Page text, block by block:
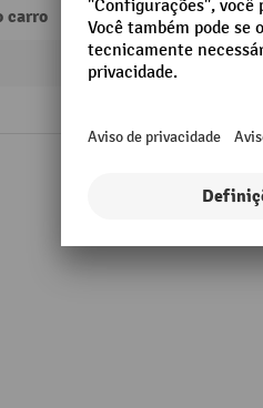
carro 1250 mm
Construção soldada